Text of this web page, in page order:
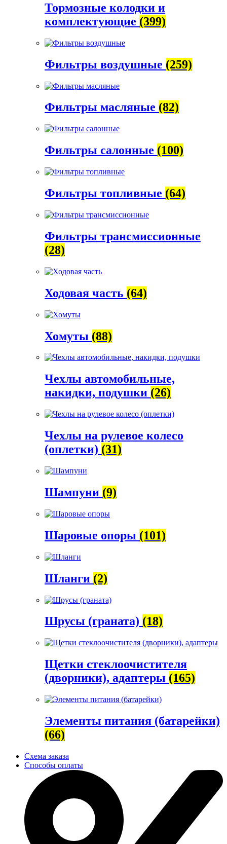
Тормозные колодки и
комплектующие (399)
Фильтры воздушные (259)
Фильтры масляные (82)
Фильтры салонные (100)
Фильтры топливные (64)
Фильтры трансмиссионные
(28)
Ходовая часть (64)
Хомуты (88)
Чехлы автомобильные,
накидки, подушки (26)
Чехлы на рулевое колесо
(оплетки) (31)
Шампуни (9)
Шаровые опоры (101)
Шланги (2)
Шрусы (граната) (18)
Щетки стеклоочистителя
(дворники), адаптеры (165)
Элементы питания (батарейки)
(66)
Схема заказа
Способы оплаты